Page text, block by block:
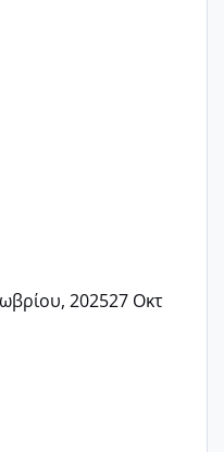
202527 Οκτ